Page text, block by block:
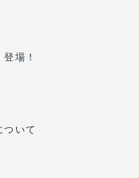
場！
いて